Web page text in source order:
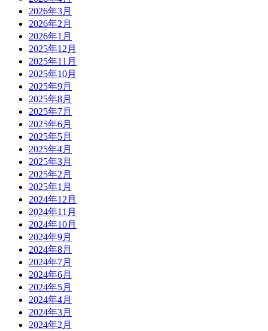
2026年3月
2026年2月
2026年1月
2025年12月
2025年11月
2025年10月
2025年9月
2025年8月
2025年7月
2025年6月
2025年5月
2025年4月
2025年3月
2025年2月
2025年1月
2024年12月
2024年11月
2024年10月
2024年9月
2024年8月
2024年7月
2024年6月
2024年5月
2024年4月
2024年3月
2024年2月